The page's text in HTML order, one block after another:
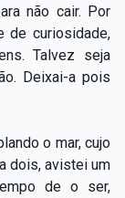
não cair. Por
de curiosidade,
Talvez seja
Deixai-a pois
o mar, cujo
dois, avistei um
de o ser,